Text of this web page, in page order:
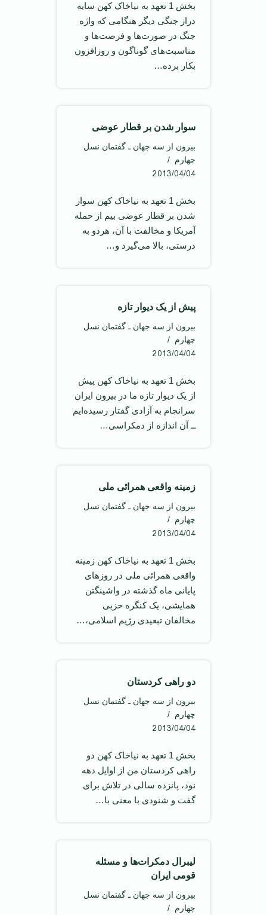
بخش 1 تعهد به نیاخاک کهن سايه
دراز جنگی ديگر هنگامی که واژه
جنگ در صورت‌ها و فرصت‌ها و
مناسبت‌های گوناگون و روزافزون
بکار برده…
سوار شدن بر قطار عوضی
بیرون از سه جهان ـ گفتمان نسل
چهارم
2013/04/04
بخش 1 تعهد به نیاخاک کهن سوار
شدن بر قطار عوضی بیم از حمله
آمریکا و مخالفت با آن، هردو به
درستی، بالا می‌گیرد و…
پیش از یک دیوار تازه
بیرون از سه جهان ـ گفتمان نسل
چهارم
2013/04/04
بخش 1 تعهد به نیاخاک کهن پیش
از یک دیوار تازه ما در بیرون ایران
سرانجام به آزادی گفتار رسیده‌ایم
ــ آن اندازه از دمکراسی…
زمینه واقعی همرائی ملی
بیرون از سه جهان ـ گفتمان نسل
چهارم
2013/04/04
بخش 1 تعهد به نیاخاک کهن زمینه
واقعی همرائی ملی در روز‌های
پایانی ماه گذشته در واشینگتن
همایشی، یک کنگره حزبی
مخالفان تبعیدی رژیم اسلامی،…
دو راهی کردستان
بیرون از سه جهان ـ گفتمان نسل
چهارم
2013/04/04
بخش 1 تعهد به نیاخاک کهن دو
راهی کردستان من از اوایل دهه
نود، پانزده سالی در تلاش برای
گفت و شنودی با معنی با…
لیبرال دمکرات‌ها و مسئله
قومی ایران
بیرون از سه جهان ـ گفتمان نسل
چهارم